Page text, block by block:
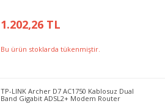
1.202,26 TL
Bu ürün stoklarda tükenmiştir.
TP-LINK Archer D7 AC1750 Kablosuz Dual
Band Gigabit ADSL2+ Modem Router